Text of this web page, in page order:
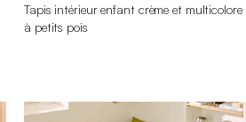
Tapis intérieur enfant crème et multicolore
à petits pois